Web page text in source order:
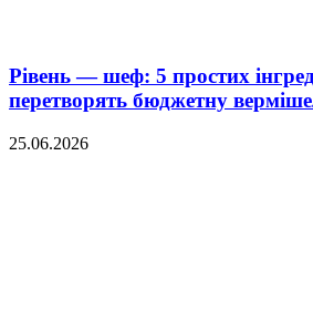
Рівень — шеф: 5 простих
перетворять бюджетну
25.06.2026